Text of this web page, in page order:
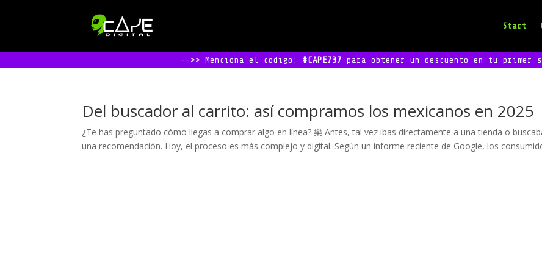
Start
-->> Menciona el codigo: #CAPE737 para obtener un descuento en tu
Del buscador al carrito: así compramos los mexicanos en 2025
¿Te has preguntado cómo llegas a comprar algo en línea? 樂 Antes, tal vez ibas directamente a una tienda o
una recomendación. Hoy, el proceso es más complejo y digital. Según un informe reciente de Google, los